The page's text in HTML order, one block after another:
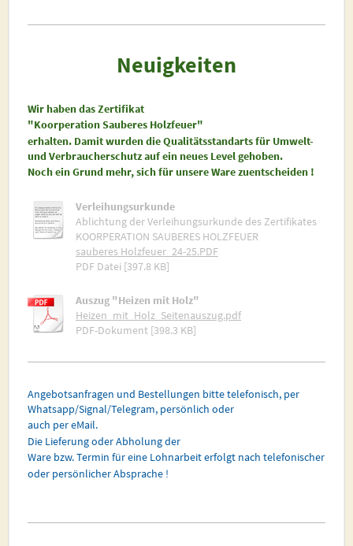
Neuigkeiten
Wir haben das Zertifikat
"Koorperation Sauberes Holzfeuer"
erhalten. Damit wurden die Qualitätsstandarts für Umwelt-
und Verbraucherschutz auf ein neues Level gehoben.
Noch ein Grund mehr, sich für unsere Ware zuentscheiden !
Verleihungsurkunde
Ablichtung der Verleihungsurkunde des Zertifikates
KOORPERATION SAUBERES HOLZFEUER
sauberes Holzfeuer_24-25.PDF
PDF Datei [397.8 KB]
Auszug "Heizen mit Holz"
Heizen_mit_Holz_Seitenauszug.pdf
PDF-Dokument [398.3 KB]
Angebotsanfragen und Bestellungen bitte telefonisch, per
Whatsapp/Signal/Telegram, persönlich oder
auch per eMail.
Die Lieferung oder Abholung der
Ware bzw. Termin für eine Lohnarbeit erfolgt nach telefonischer
oder persönlicher Absprache !